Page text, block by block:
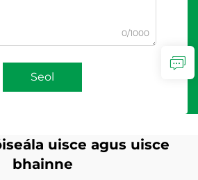
0/1000
Seol
uisce agus uisce
bhainne